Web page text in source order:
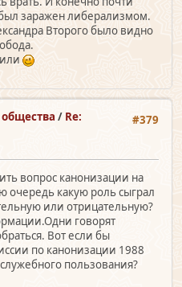
заражен либерализмом.
Второго было видно
#379
/ Re:
вопрос канонизации на
очередь какую роль сыграл
или отрицательную?
говорят
Вот если бы
по канонизации 1988
пользования?